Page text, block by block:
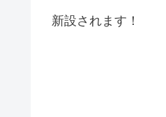
新設されます！